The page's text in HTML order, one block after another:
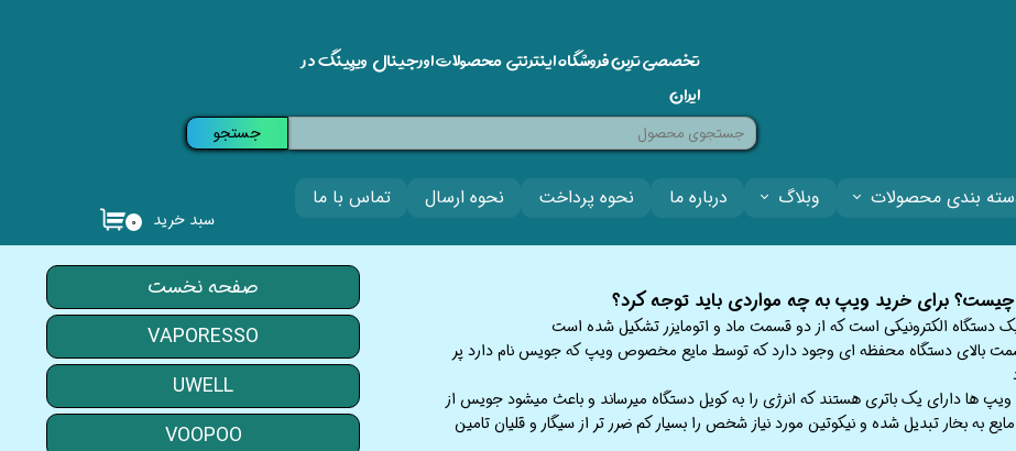
بندی محصولات وبلاگ درباره ما نحوه پرداخت نحوه ارسال تماس با ما
۰ سبد خرید
تخصصی ترین فروشگاه اینترنتی محصولات اورجینال ویپینگ در
ایران
جستجو
صفحه نخست
VAPORESSO
UWELL
VOOPOO
برای خرید ویپ به چه مواردی باید توجه کرد؟​​​​​​​
دستگاه الکترونیکی است که از دو قسمت ماد و اتومایزر تشکیل شده است
بالای دستگاه محفظه ای وجود دارد که توسط مایع مخصوص ویپ که جویس نام دارد پر
ها دارای یک باتری هستند که انرژی را به کویل دستگاه میرساند و باعث میشود جویس از
به بخار تبدیل شده و نیکوتین مورد نیاز شخص را بسیار کم ضرر تر از سیگار و قلیان تامین